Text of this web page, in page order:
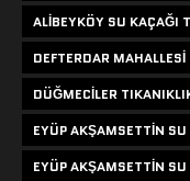
ALIBEYKÖY SU KAÇAĞI
DEFTERDAR
DÜĞMECILER
EYÜP AKŞAMSETTIN SU
EYÜP AKŞAMSETTIN